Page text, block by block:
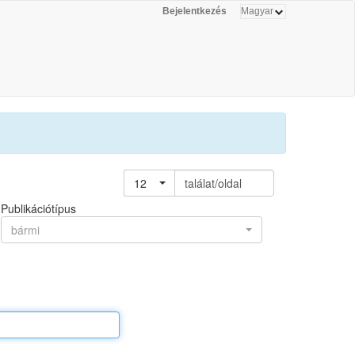
Bejelentkezés
12
találat/oldal
Publikációtípus
bármi